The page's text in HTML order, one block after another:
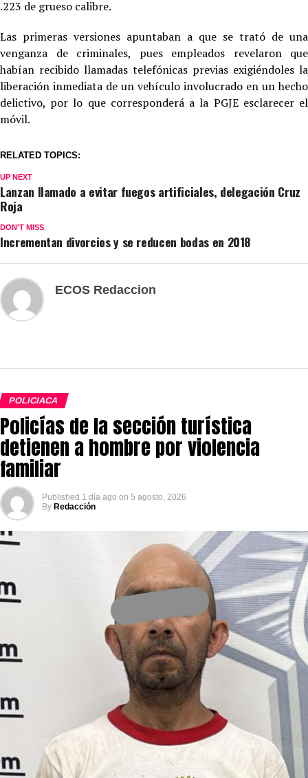
.223 de grueso calibre.
Las primeras versiones apuntaban a que se trató de una
venganza de criminales, pues empleados revelaron que
habían recibido llamadas telefónicas previas exigiéndoles la
liberación inmediata de un vehículo involucrado en un hecho
delictivo, por lo que corresponderá a la PGJE esclarecer el
móvil.
RELATED TOPICS:
UP NEXT
Lanzan llamado a evitar fuegos artificiales, delegación Cruz
Roja
DON'T MISS
Incrementan divorcios y se reducen bodas en 2018
ECOS Redaccion
POLICIACA
Policías de la sección turística
detienen a hombre por violencia
familiar
Published 1 día ago on 5 agosto, 2026
By Redacción